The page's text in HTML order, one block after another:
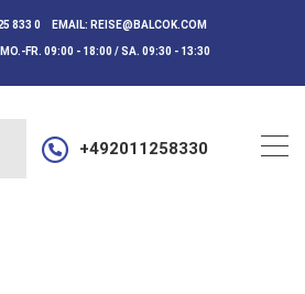
833 0 EMAIL: REISE@BALCOK.COM
MO.-FR. 09:00 - 18:00 / SA. 09:30 - 13:30
+492011258330